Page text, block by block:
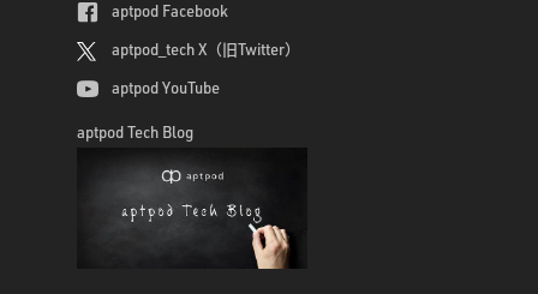
aptpod Facebook
aptpod_tech X（旧Twitter）
aptpod YouTube
aptpod Tech Blog